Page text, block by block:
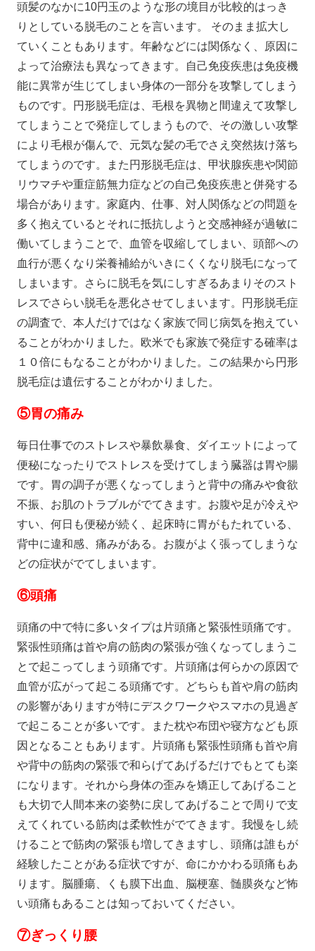
頭髪のなかに10円玉のような形の境目が比較的はっき
りとしている脱毛のことを言います。 そのまま拡大し
ていくこともあります。年齢などには関係なく、原因に
よって治療法も異なってきます。自己免疫疾患は免疫機
能に異常が生じてしまい身体の一部分を攻撃してしまう
ものです。円形脱毛症は、毛根を異物と間違えて攻撃し
てしまうことで発症してしまうもので、その激しい攻撃
により毛根が傷んで、元気な髪の毛でさえ突然抜け落ち
てしまうのです。また円形脱毛症は、甲状腺疾患や関節
リウマチや重症筋無力症などの自己免疫疾患と併発する
場合があります。家庭内、仕事、対人関係などの問題を
多く抱えているとそれに抵抗しようと交感神経が過敏に
働いてしまうことで、血管を収縮してしまい、頭部への
血行が悪くなり栄養補給がいきにくくなり脱毛になって
しまいます。さらに脱毛を気にしすぎるあまりそのスト
レスでさらい脱毛を悪化させてしまいます。円形脱毛症
の調査で、本人だけではなく家族で同じ病気を抱えてい
ることがわかりました。欧米でも家族で発症する確率は
１０倍にもなることがわかりました。この結果から円形
脱毛症は遺伝することがわかりました。
⑤胃の痛み
毎日仕事でのストレスや暴飲暴食、ダイエットによって
便秘になったりでストレスを受けてしまう臓器は胃や腸
です。胃の調子が悪くなってしまうと背中の痛みや食欲
不振、お肌のトラブルがでてきます。お腹や足が冷えや
すい、何日も便秘が続く、起床時に胃がもたれている、
背中に違和感、痛みがある。お腹がよく張ってしまうな
どの症状がでてしまいます。
⑥頭痛
頭痛の中で特に多いタイプは片頭痛と緊張性頭痛です。
緊張性頭痛は首や肩の筋肉の緊張が強くなってしまうこ
とで起こってしまう頭痛です。片頭痛は何らかの原因で
血管が広がって起こる頭痛です。どちらも首や肩の筋肉
の影響がありますが特にデスクワークやスマホの見過ぎ
で起こることが多いです。また枕や布団や寝方なども原
因となることもあります。片頭痛も緊張性頭痛も首や肩
や背中の筋肉の緊張で和らげてあげるだけでもとても楽
になります。それから身体の歪みを矯正してあげること
も大切で人間本来の姿勢に戻してあげることで周りで支
えてくれている筋肉は柔軟性がでてきます。我慢をし続
けることで筋肉の緊張も増してきますし、頭痛は誰もが
経験したことがある症状ですが、命にかかわる頭痛もあ
ります。脳腫瘍、くも膜下出血、脳梗塞、髄膜炎など怖
い頭痛もあることは知っておいてください。
⑦ぎっくり腰